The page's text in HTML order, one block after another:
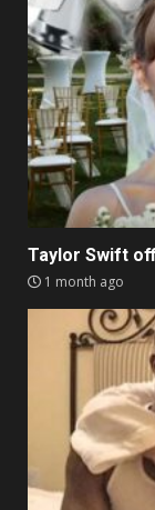
Taylor Swift
1 month ago